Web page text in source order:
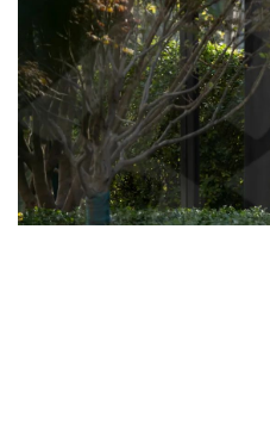
地 产
快速搜索
企业招聘
企业会员